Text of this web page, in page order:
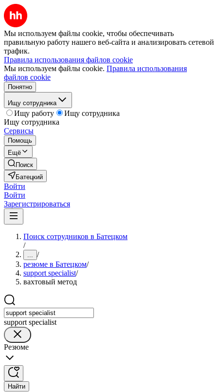
Мы используем файлы cookie, чтобы обеспечивать
правильную работу нашего веб-сайта и анализировать сетевой
трафик.
Правила использования файлов cookie
Мы используем файлы cookie. Правила использования
файлов cookie
Понятно
Ищу сотрудника
Ищу работу
Ищу сотрудника
Ищу сотрудника
Сервисы
Помощь
Ещё
Поиск
Батецкий
Войти
Войти
Зарегистрироваться
Поиск сотрудников в Батецком
/
... /
резюме в Батецком/
support specialist/
вахтовый метод
support specialist
Резюме
Найти